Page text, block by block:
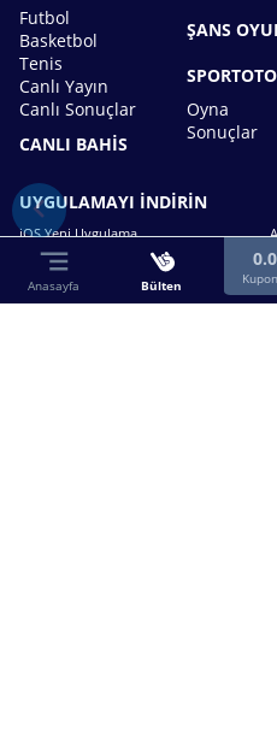
Futbol
Basketbol
Tenis
Canlı Yayın
Canlı Sonuçlar
CANLI BAHİS
ŞANS
SPORTOTO
Oyna
Sonuçlar
UYGULAMAYI İNDİRİN
iOS Yeni Uygulama
Anasayfa Bülten